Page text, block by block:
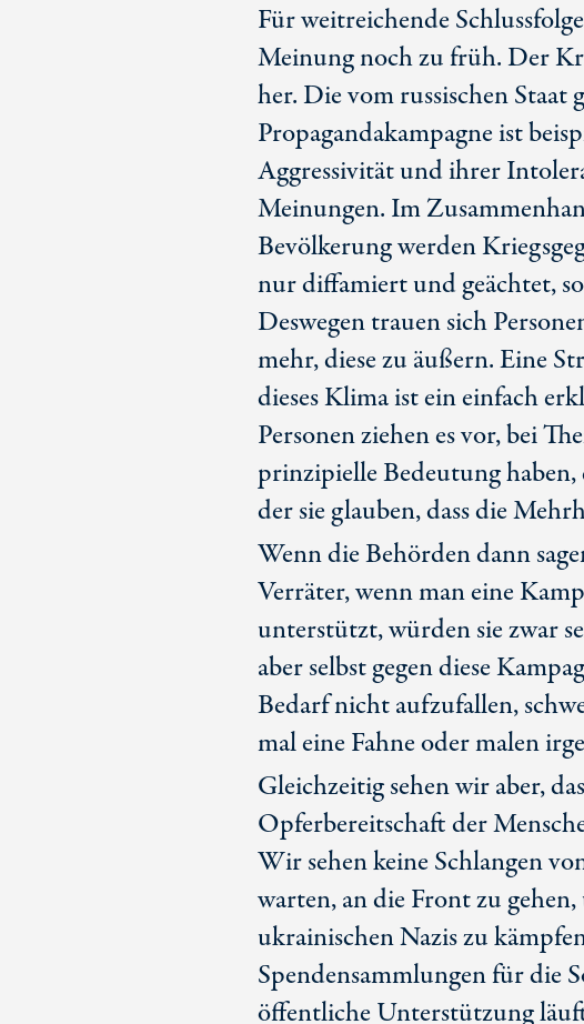
Für weitreichende
Meinung noch zu früh. Der
her. Die vom russischen Staat
Propagandakampagne ist
Aggressivität und ihrer
Meinungen. Im
Bevölkerung werden
nur diffamiert und geächtet,
Deswegen trauen sich
mehr, diese zu äußern. Eine
dieses Klima ist ein einfach
Personen ziehen es vor, bei
prinzipielle Bedeutung
der sie glauben, dass die
Wenn die Behörden dann
Verräter, wenn man eine
unterstützt, würden sie zwar
aber selbst gegen diese
Bedarf nicht aufzufallen,
mal eine Fahne oder malen
Gleichzeitig sehen wir aber,
Opferbereitschaft der
Wir sehen keine Schlangen
warten, an die Front zu
ukrainischen Nazis zu
Spendensammlungen für die
öffentliche Unterstützung